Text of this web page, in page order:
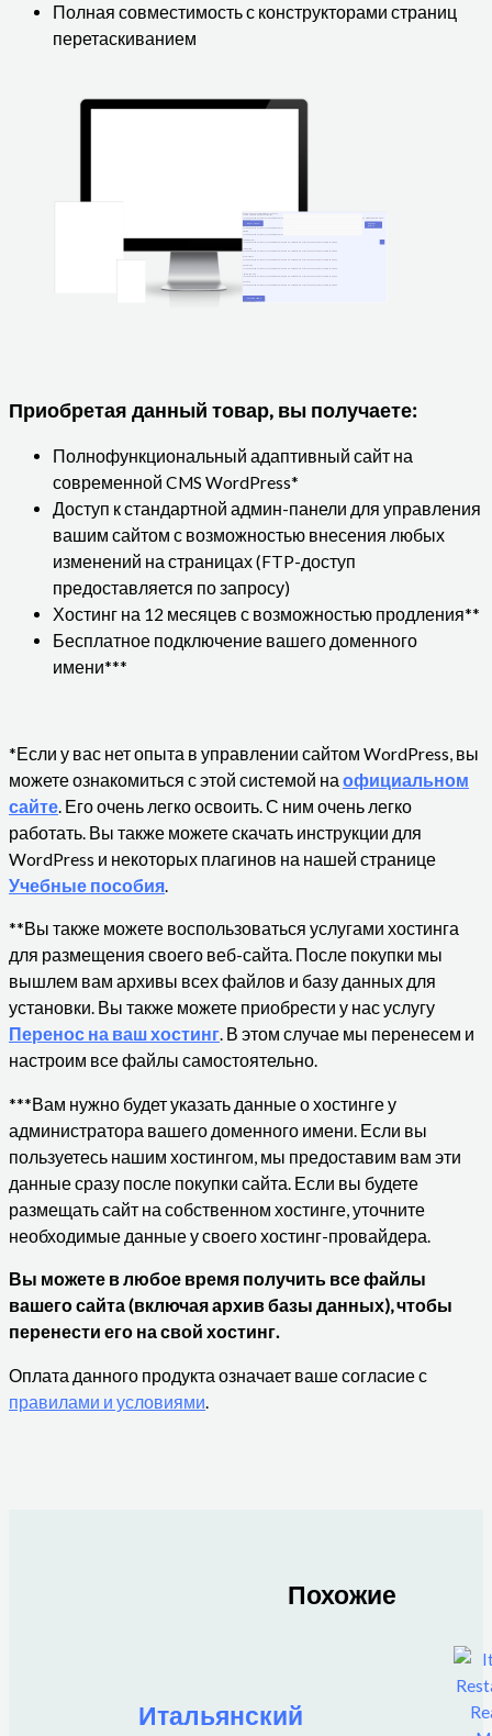
Полная совместимость с конструкторами страниц
перетаскиванием
Приобретая данный товар, вы получаете:
Полнофункциональный адаптивный сайт на
современной CMS WordPress*
Доступ к стандартной админ-панели для управления
вашим сайтом с возможностью внесения любых
изменений на страницах (FTP-доступ
предоставляется по запросу)
Хостинг на 12 месяцев с возможностью продления**
Бесплатное подключение вашего доменного
имени***
*Если у вас нет опыта в управлении сайтом WordPress, вы
можете ознакомиться с этой системой на официальном
сайте. Его очень легко освоить. С ним очень легко
работать. Вы также можете скачать инструкции для
WordPress и некоторых плагинов на нашей странице
Учебные пособия.
**Вы также можете воспользоваться услугами хостинга
для размещения своего веб-сайта. После покупки мы
вышлем вам архивы всех файлов и базу данных для
установки. Вы также можете приобрести у нас услугу
Перенос на ваш хостинг. В этом случае мы перенесем и
настроим все файлы самостоятельно.
***Вам нужно будет указать данные о хостинге у
администратора вашего доменного имени. Если вы
пользуетесь нашим хостингом, мы предоставим вам эти
данные сразу после покупки сайта. Если вы будете
размещать сайт на собственном хостинге, уточните
необходимые данные у своего хостинг-провайдера.
Вы можете в любое время получить все файлы
вашего сайта (включая архив базы данных), чтобы
перенести его на свой хостинг.
Оплата данного продукта означает ваше согласие с
правилами и условиями.
Похожие
Итальянский